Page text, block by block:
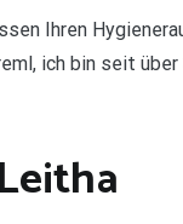
Ihren
ich bin seit